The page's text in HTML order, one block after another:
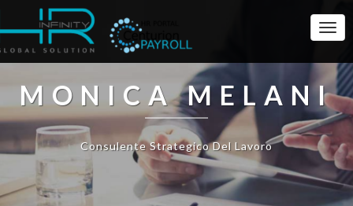
MONICA MELANI
Consulente Strategico Del Lavoro